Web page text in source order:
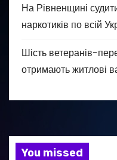
На Рівненщині
наркотиків по всій
Шість ветеранів-
отримають житлові
You missed